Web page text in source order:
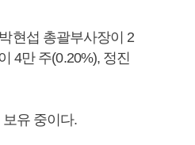
현섭 총괄부사장이 2
4만 주(0.20%), 정진
유 중이다.